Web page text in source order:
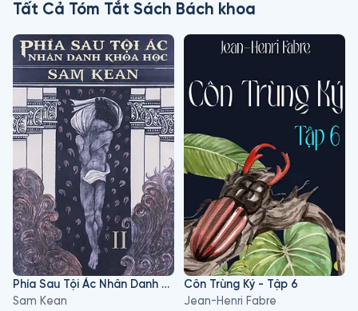
Tất Cả Tóm Tắt Sách Bách khoa
Phía Sau Tội Ác Nhân Danh Khoa Học - Tập 2
Sam Kean
Côn Trùng Ký - Tập 6
Jean-Henri Fabre